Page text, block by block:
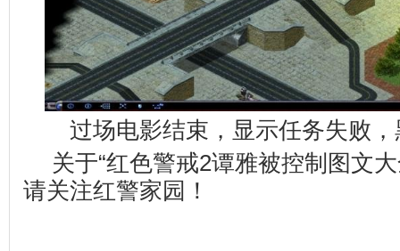
过场电影结束，显示任务失败，
关于“红色警戒2谭雅被控制图文
请关注红警家园 ！